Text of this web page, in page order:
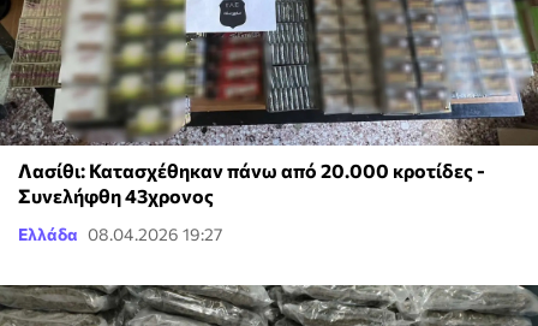
Λασίθι: Κατασχέθηκαν πάνω από 20.000 κροτίδες -
Συνελήφθη 43χρονος
Ελλάδα 08.04.2026 19:27